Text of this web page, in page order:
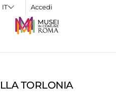
Accedi
TORLONIA